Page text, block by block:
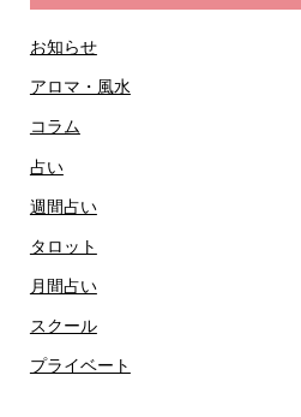
お知らせ
アロマ・風水
コラム
占い
週間占い
タロット
月間占い
スクール
プライベート